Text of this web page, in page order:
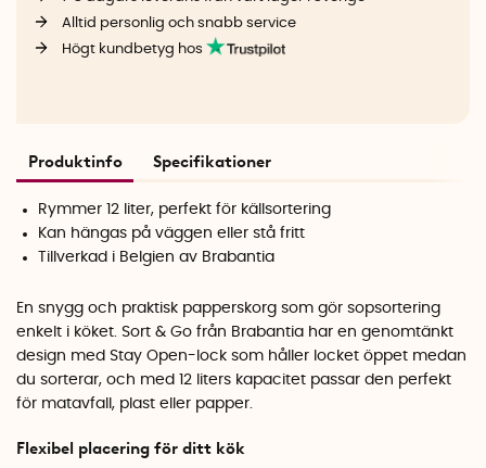
Alltid personlig och snabb service
Högt kundbetyg hos
Produktinfo Specifikationer
Rymmer 12 liter, perfekt för källsortering
Kan hängas på väggen eller stå fritt
Tillverkad i Belgien av Brabantia
En snygg och praktisk papperskorg som gör sopsortering
enkelt i köket. Sort & Go från Brabantia har en genomtänkt
design med Stay Open-lock som håller locket öppet medan
du sorterar, och med 12 liters kapacitet passar den perfekt
för matavfall, plast eller papper.
Flexibel placering för ditt kök